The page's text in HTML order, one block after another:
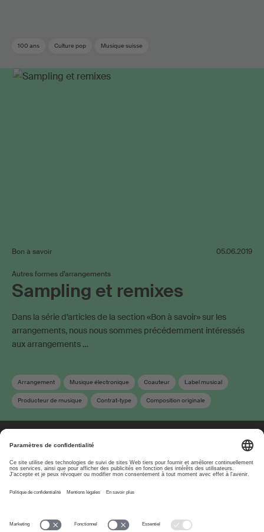
100 ans Culture pop Musique suisse
Bon à savoir 05.06.2019
Autres formes d’arrangements
Sampling et remixes
Dans la série d’articles de la section «Bon à savoir» sur les
arrangements, nous nous sommes précédemment intéressés
aux arrangements …
Arrangement Musique électronique Coauteur Label musical
Producteur de musique Contrat-type Composition originale
www.suisa.ch
À propos
Clause de non-